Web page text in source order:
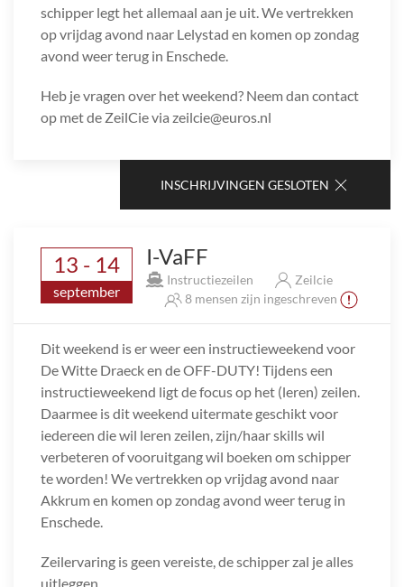
schipper legt het allemaal aan je uit. We vertrekken
op vrijdag avond naar Lelystad en komen op zondag
avond weer terug in Enschede.
Heb je vragen over het weekend? Neem dan contact
op met de ZeilCie via zeilcie@euros.nl
INSCHRIJVINGEN GESLOTEN
13 - 14
september
I-VaFF
Instructiezeilen
Zeilcie
8 mensen zijn ingeschreven
Dit weekend is er weer een instructieweekend voor
De Witte Draeck en de OFF-DUTY! Tijdens een
instructieweekend ligt de focus op het (leren) zeilen.
Daarmee is dit weekend uitermate geschikt voor
iedereen die wil leren zeilen, zijn/haar skills wil
verbeteren of vooruitgang wil boeken om schipper
te worden! We vertrekken op vrijdag avond naar
Akkrum en komen op zondag avond weer terug in
Enschede.
Zeilervaring is geen vereiste, de schipper zal je alles
uitleggen.